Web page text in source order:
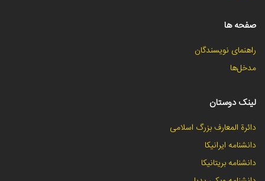
صفحه ها
راهنمای نویسندگان
مدخل‌ها
لینک دوستان
دائرة المعارف بزرگ اسلامی
دانشنامه ایرانیکا
دانشنامه بریتانیکا